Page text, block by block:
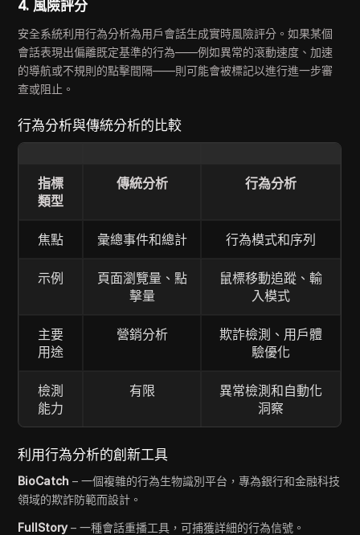
4. 風險評分
安全系統利用行為分析為用戶會話生成實時風險評分。如果某個
會話表現出偏離既定基準的行為——例如異常的滾動速度、加速
的導航或不規則的點擊間隔——則可能會被標記以進行進一步審
查或阻止。
行為分析與傳統分析的比較
指標
類型
傳統分析 行為分析
焦點 彙總事件和總計 行為模式和序列
示例
頁面瀏覽量、點
擊量
鼠標移動追蹤、輸
入模式
主要
用途
營銷分析
欺詐檢測、用戶體
驗優化
檢測
能力
有限
異常檢測和自動化
洞察
利用行為分析的創新工具
BioCatch – 一個複雜的行為生物識別平台，專為銀行和金融科技
領域的欺詐防範而設計。
FullStory– 一種會話重播工具，可捕獲詳細的行為信號。